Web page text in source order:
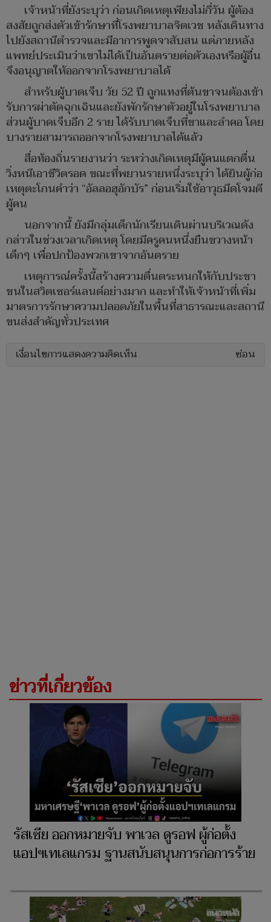
เจ้าหน้าที่ยังระบุว่า ก่อนเกิดเหตุเพียงไม่กี่วัน ผู้ต้อง
สงสัยถูกส่งตัวเข้ารักษาที่โรงพยาบาลจิตเวช หลังเดินทาง
ไปยังสถานีตำรวจและมีอาการพูดจาสับสน แต่ภายหลัง
แพทย์ประเมินว่าเขาไม่ได้เป็นอันตรายต่อตัวเองหรือผู้อื่น
จึงอนุญาตให้ออกจากโรงพยาบาลได้
สำหรับผู้บาดเจ็บ วัย 52 ปี ถูกแทงที่ต้นขาจนต้องเข้า
รับการผ่าตัดฉุกเฉินและยังพักรักษาตัวอยู่ในโรงพยาบาล
ส่วนผู้บาดเจ็บอีก 2 ราย ได้รับบาดเจ็บที่ขาและลำคอ โดย
บางรายสามารถออกจากโรงพยาบาลได้แล้ว
สื่อท้องถิ่นรายงานว่า ระหว่างเกิดเหตุมีผู้คนแตกตื่น
วิ่งหนีเอาชีวิตรอด ขณะที่พยานรายหนึ่งระบุว่า ได้ยินผู้ก่อ
เหตุตะโกนคำว่า “อัลลอฮุอักบัร” ก่อนเริ่มใช้อาวุธมีดโจมตี
ผู้คน
นอกจากนี้ ยังมีกลุ่มเด็กนักเรียนเดินผ่านบริเวณดัง
กล่าวในช่วงเวลาเกิดเหตุ โดยมีครูคนหนึ่งยืนขวางหน้า
เด็กๆ เพื่อปกป้องพวกเขาจากอันตราย
เหตุการณ์ครั้งนี้สร้างความตื่นตระหนกให้กับประชา
ชนในสวิตเซอร์แลนด์อย่างมาก และทำให้เจ้าหน้าที่เพิ่ม
มาตรการรักษาความปลอดภัยในพื้นที่สาธารณะและสถานี
ขนส่งสำคัญทั่วประเทศ
เงื่อนไขการแสดงความคิดเห็น ซ่อน
ข่าวที่เกี่ยวข้อง
รัสเซีย ออกหมายจับ พาเวล ดูรอฟ ผู้ก่อตั้ง
แอปฯเทเลแกรม ฐานสนับสนุนการก่อการร้าย